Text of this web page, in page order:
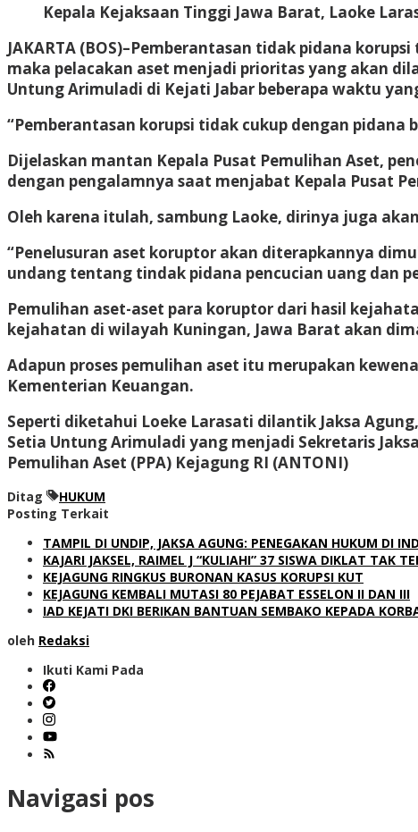
Kepala Kejaksaan Tinggi Jawa Barat, Laoke
JAKARTA (BOS)–Pemberantasan tidak pidana
maka pelacakan aset menjadi prioritas yang akan
Untung Arimuladi di Kejati Jabar beberapa waktu
“Pemberantasan korupsi tidak cukup dengan
Dijelaskan mantan Kepala Pusat Pemulihan Aset,
dengan pengalamnya saat menjabat Kepala Pusat
Oleh karena itulah, sambung Laoke, dirinya juga
“Penelusuran aset koruptor akan diterapkannya
undang tentang tindak pidana pencucian uang dan
Pemulihan aset-aset para koruptor dari hasil
kejahatan di wilayah Kuningan, Jawa Barat akan
Adapun proses pemulihan aset itu merupakan
Kementerian Keuangan.
Seperti diketahui Loeke Larasati dilantik Jaksa
Setia Untung Arimuladi yang menjadi Sekretaris
Pemulihan Aset (PPA) Kejagung RI (ANTONI)
Ditag
HUKUM
Posting Terkait
TAMPIL DI UNDIP, JAKSA AGUNG: PENEGAKAN HUKUM DI
KAJARI JAKSEL, RAIMEL J “KULIAHI” 37 SISWA DIKLAT TAK
KEJAGUNG RINGKUS BURONAN KASUS KORUPSI KUT
KEJAGUNG KEMBALI MUTASI 80 PEJABAT ESSELON II DAN III
IAD KEJATI DKI BERIKAN BANTUAN SEMBAKO KEPADA
oleh Redaksi
Ikuti Kami Pada
Navigasi pos